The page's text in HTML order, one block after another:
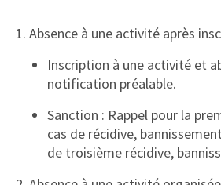
1. Absence à une activité après
Inscription à une activité et
notification préalable.
Sanction : Rappel pour la
cas de récidive,
de troisième récidive,